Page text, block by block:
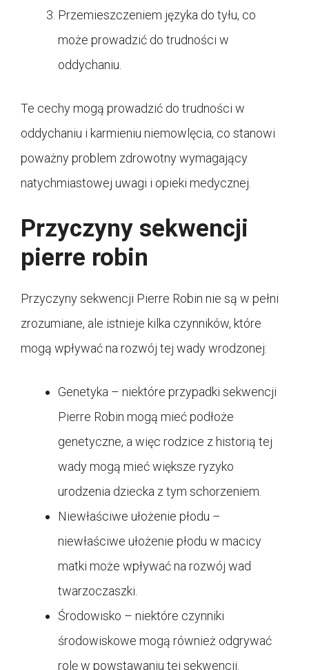
Przemieszczeniem języka do tyłu, co
może prowadzić do trudności w
oddychaniu.
Te cechy mogą prowadzić do trudności w
oddychaniu i karmieniu niemowlęcia, co stanowi
poważny problem zdrowotny wymagający
natychmiastowej uwagi i opieki medycznej.
Przyczyny sekwencji
pierre robin
Przyczyny sekwencji Pierre Robin nie są w pełni
zrozumiane, ale istnieje kilka czynników, które
mogą wpływać na rozwój tej wady wrodzonej:
Genetyka – niektóre przypadki sekwencji
Pierre Robin mogą mieć podłoże
genetyczne, a więc rodzice z historią tej
wady mogą mieć większe ryzyko
urodzenia dziecka z tym schorzeniem.
Niewłaściwe ułożenie płodu –
niewłaściwe ułożenie płodu w macicy
matki może wpływać na rozwój wad
twarzoczaszki.
Środowisko – niektóre czynniki
środowiskowe mogą również odgrywać
rolę w powstawaniu tej sekwencji.